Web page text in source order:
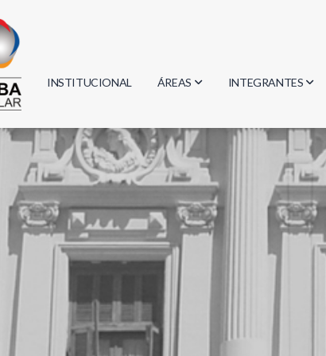
INSTITUCIONAL ÁREAS
Biología
Física
Geociencias
Informática
Matemática
Química
INTEGRANTES
Investigadores
Estudiantes
Egresados